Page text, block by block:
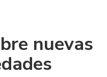
nuevas